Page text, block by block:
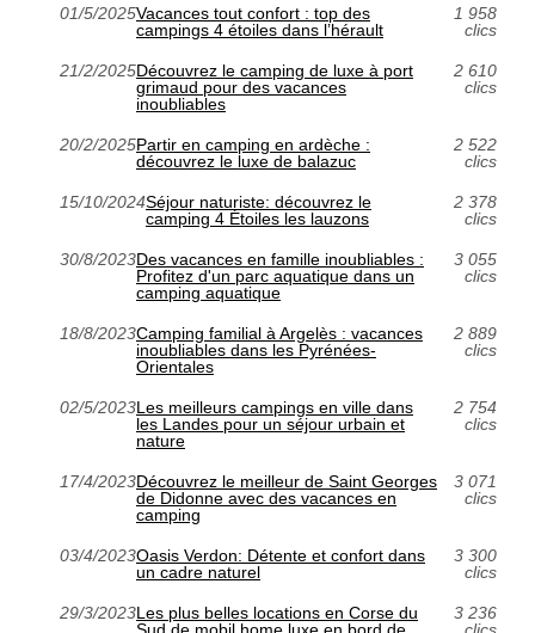
01/5/2025Vacances tout confort : top des
campings 4 étoiles dans l’hérault
1 958
clics
21/2/2025Découvrez le camping de luxe à port
grimaud pour des vacances
inoubliables
2 610
clics
20/2/2025Partir en camping en ardèche :
découvrez le luxe de balazuc
2 522
clics
15/10/2024Séjour naturiste: découvrez le
camping 4 Étoiles les lauzons
2 378
clics
30/8/2023Des vacances en famille inoubliables :
Profitez d'un parc aquatique dans un
camping aquatique
3 055
clics
18/8/2023Camping familial à Argelès : vacances
inoubliables dans les Pyrénées-
Orientales
2 889
clics
02/5/2023Les meilleurs campings en ville dans
les Landes pour un séjour urbain et
nature
2 754
clics
17/4/2023Découvrez le meilleur de Saint Georges
de Didonne avec des vacances en
camping
3 071
clics
03/4/2023Oasis Verdon: Détente et confort dans
un cadre naturel
3 300
clics
29/3/2023Les plus belles locations en Corse du
Sud de mobil home luxe en bord de
3 236
clics